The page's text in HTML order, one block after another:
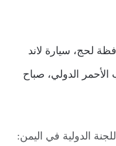
لحج، سيارة لاند
الأحمر الدولي، صباح
الدولية في اليمن: